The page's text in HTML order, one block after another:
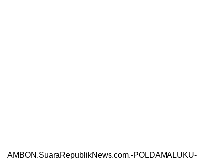
AMBON.SuaraRepublikNews.com.-POLDAMALUKU-